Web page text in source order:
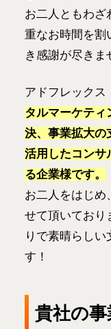
お二人ともわざ
重なお時間を割
き感謝が尽きま
アドフレックス
タルマーケティ
決、事業拡大の
活用したコンサ
る企業様です。
お二人をはじめ
せて頂いており
りで素晴らし
す！
貴社の